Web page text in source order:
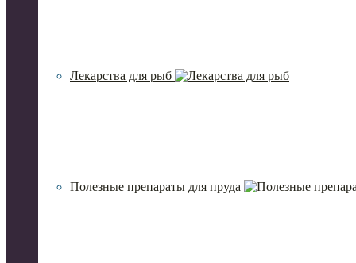
Лекарства для рыб
Полезные препараты для пруда